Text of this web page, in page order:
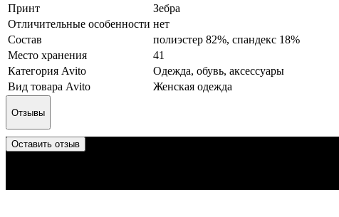
Принт
Зебра
Отличительные особенности нет
Состав
полиэстер 82%, спандекс 18%
Место хранения
41
Категория Avito
Одежда, обувь, аксессуары
Вид товара Avito
Женская одежда
Отзывы
Оставить отзыв